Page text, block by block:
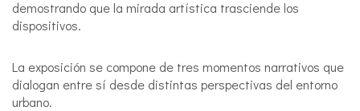
demostrando que la mirada artística trasciende los
dispositivos.
La exposición se compone de tres momentos narrativos que
dialogan entre sí desde distintas perspectivas del entorno
urbano.